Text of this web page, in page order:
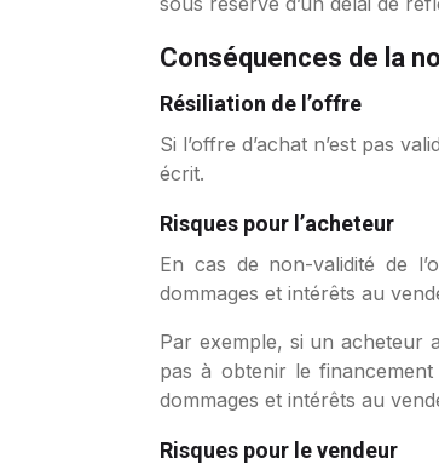
Conséquences de la
Résiliation de l’offre
Si l’offre d’achat n’est pas
écrit.
Risques pour l’acheteur
En cas de non-validité de
dommages et intérêts au
Par exemple, si un acheteur
pas à obtenir le
dommages et intérêts au
Risques pour le vendeur